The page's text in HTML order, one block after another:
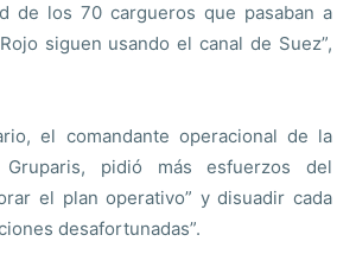
de los 70 cargueros que pasaban a
siguen usando el canal de Suez”,
el comandante operacional de la
Gruparis, pidió más esfuerzos del
el plan operativo” y disuadir cada
desafortunadas”.